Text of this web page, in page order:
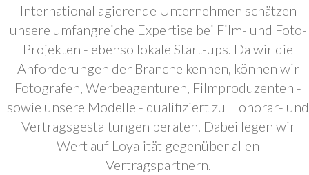
International agierende Unternehmen schätzen
unsere umfangreiche Expertise bei Film- und Foto-
Projekten - ebenso lokale Start-ups. Da wir die
Anforderungen der Branche kennen, können wir
Fotografen, Werbeagenturen, Filmproduzenten -
sowie unsere Modelle - qualifiziert zu Honorar- und
Vertragsgestaltungen beraten. Dabei legen wir
Wert auf Loyalität gegenüber allen
Vertragspartnern.